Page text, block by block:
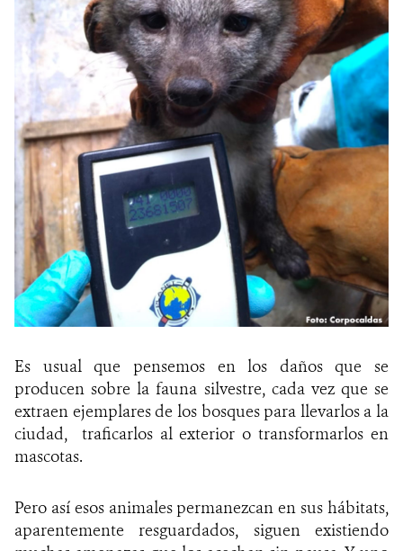
Es usual que pensemos en los daños que se
producen sobre la fauna silvestre, cada vez que se
extraen ejemplares de los bosques para llevarlos a la
ciudad, traficarlos al exterior o transformarlos en
mascotas.
Pero así esos animales permanezcan en sus hábitats,
aparentemente resguardados, siguen existiendo